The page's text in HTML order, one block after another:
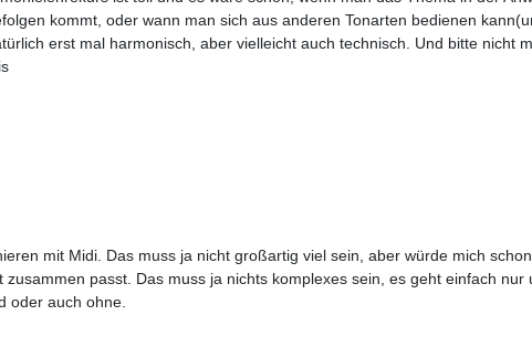
kommt, oder wann man sich aus anderen Tonarten bedienen
erst mal harmonisch, aber vielleicht auch technisch. Und bitte nicht
mit Midi. Das muss ja nicht großartig viel sein, aber würde mich
passt. Das muss ja nichts komplexes sein, es geht einfach nur
oder auch ohne.